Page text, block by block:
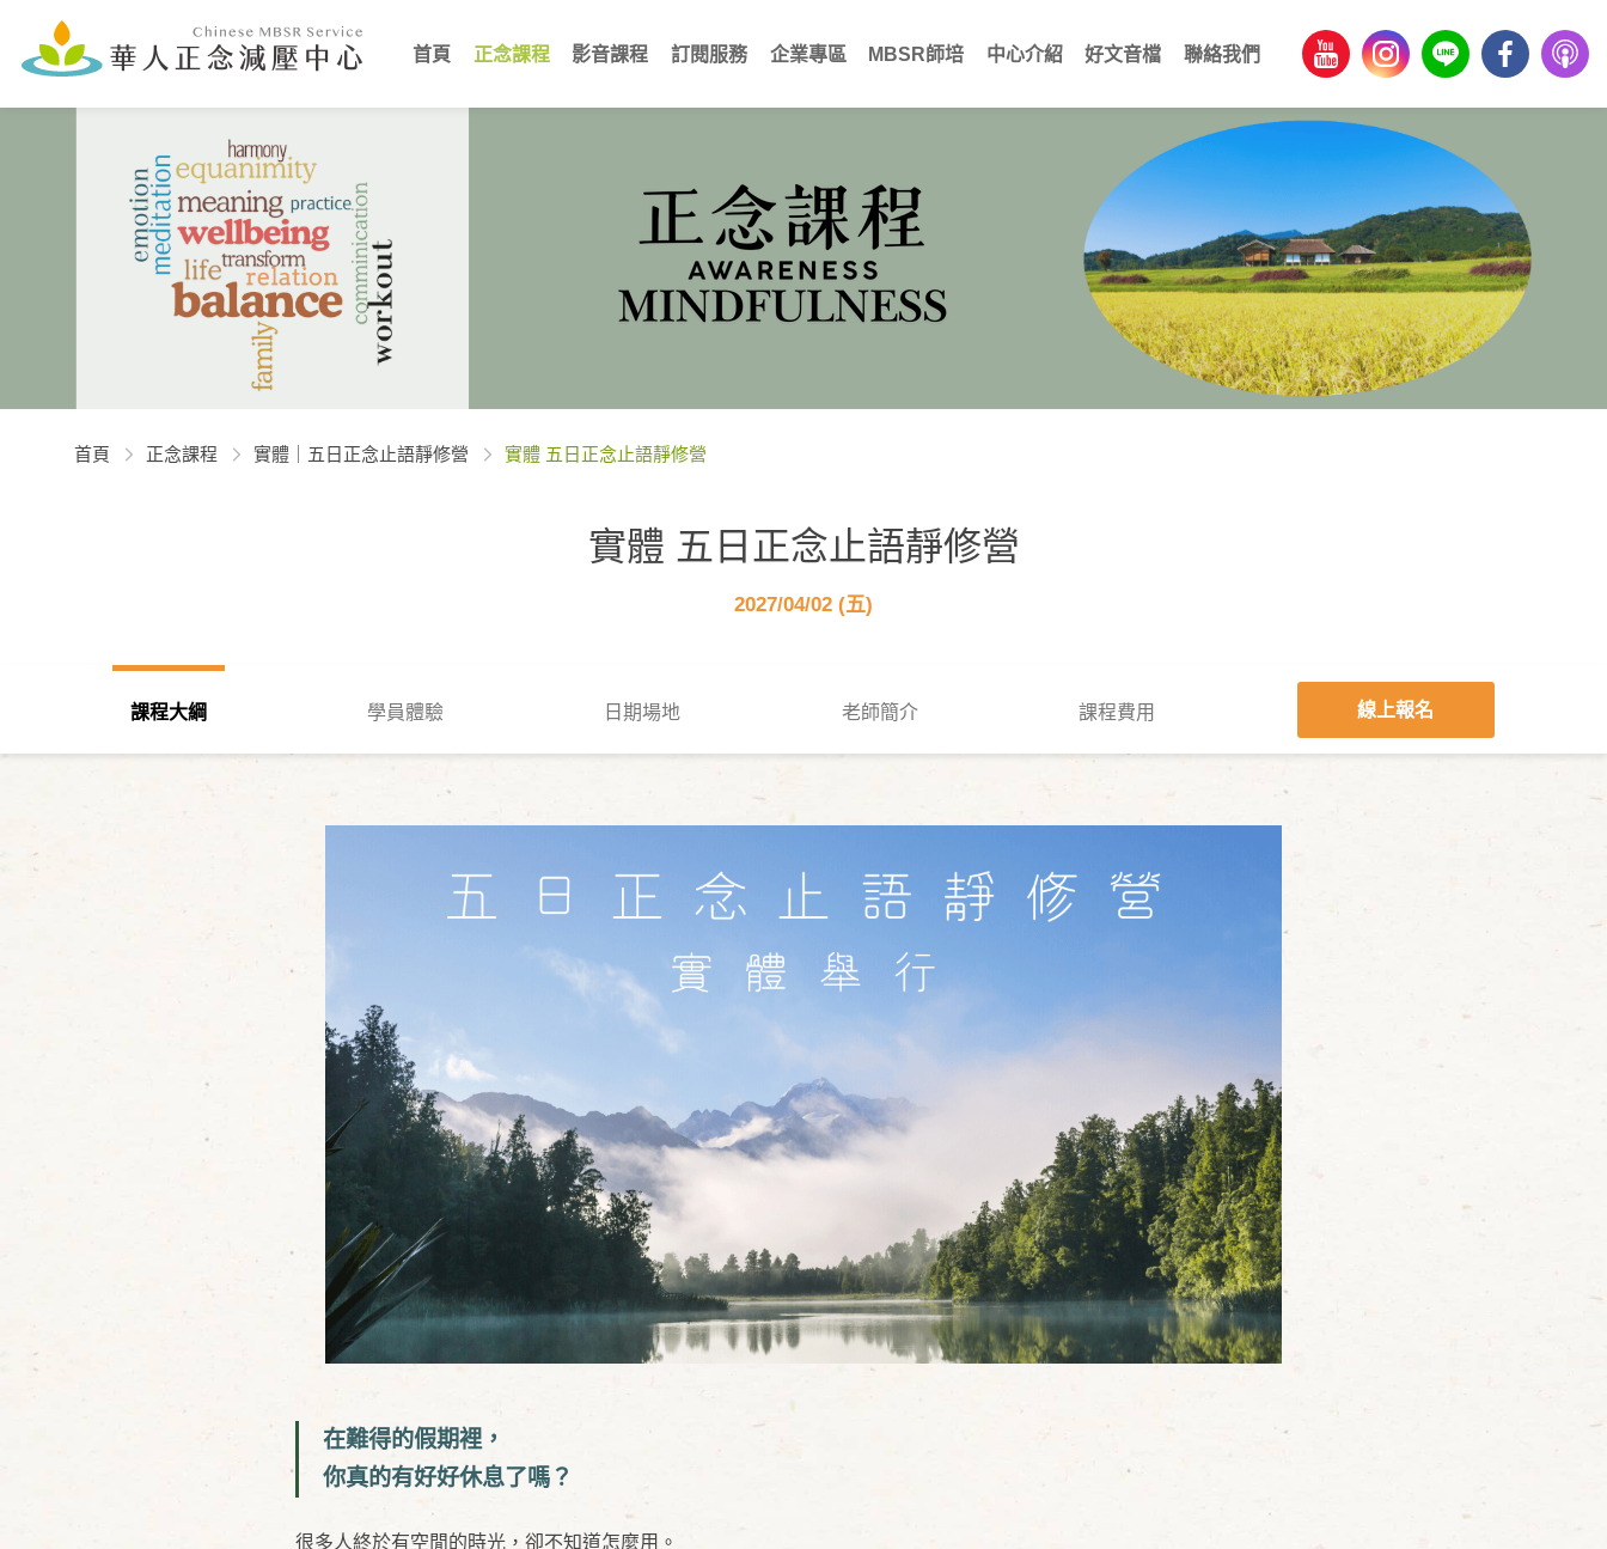
首頁 正念課程 影音課程 訂閱服務 企業專區 MBSR師培 中心介紹 好文音檔 聯絡我們
首頁 正念課程 實體｜五日正念止語靜修營 實體 五日正念止語靜修營
實體 五日正念止語靜修營
2027/04/02 (五)
課程大綱 學員體驗 日期場地 老師簡介 課程費用 線上報名
在難得的假期裡，
你真的有好好休息了嗎？
很多人終於有空閒的時光，卻不知道怎麼用。